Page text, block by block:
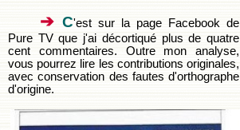
➔ C'est sur la page Facebook de
Pure TV que j'ai décortiqué plus de quatre
cent commentaires. Outre mon analyse,
vous pourrez lire les contributions originales,
avec conservation des fautes d'orthographe
d'origine.